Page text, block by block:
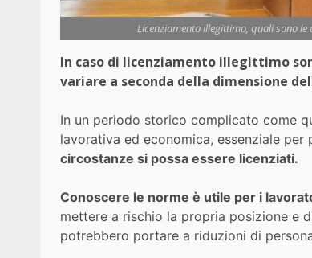
Licenziamento illegittimo, quali sono le
In caso di licenziamento illegittimo
variare a seconda della dimensione
In un periodo storico complicato come
lavorativa ed economica, essenziale
circostanze si possa essere licenziati.
Conoscere le norme è utile per i
mettere a rischio la propria posizione e
potrebbero portare a riduzioni di